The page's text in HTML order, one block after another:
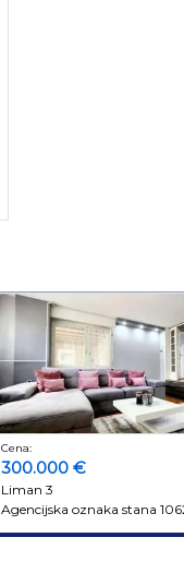
Cena:
300.000 €
Liman 3
Agencijska oznaka stana